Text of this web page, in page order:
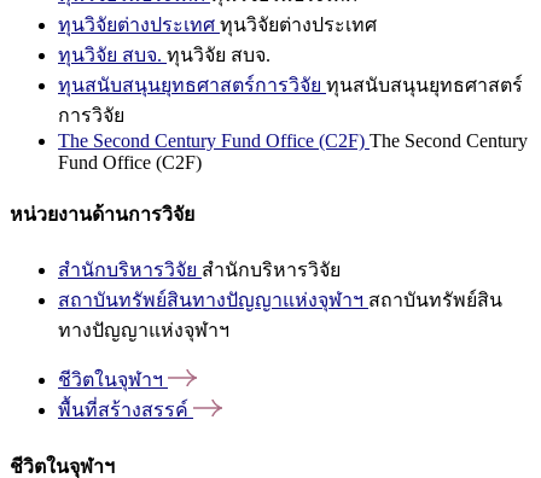
ทุนวิจัยต่างประเทศ ทุนวิจัยต่างประเทศ
ทุนวิจัย สบจ. ทุนวิจัย สบจ.
ทุนสนับสนุนยุทธศาสตร์การวิจัย ทุนสนับสนุนยุทธศาสตร์
การวิจัย
The Second Century Fund Office (C2F) The Second Century
Fund Office (C2F)
หน่วยงานด้านการวิจัย
สำนักบริหารวิจัย สำนักบริหารวิจัย
สถาบันทรัพย์สินทางปัญญาแห่งจุฬาฯ สถาบันทรัพย์สิน
ทางปัญญาแห่งจุฬาฯ
ชีวิตในจุฬาฯ
พื้นที่สร้างสรรค์
ชีวิตในจุฬาฯ